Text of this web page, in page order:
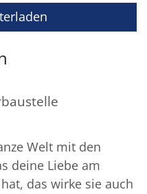
Welt mit den
deine Liebe am
das wirke sie auch